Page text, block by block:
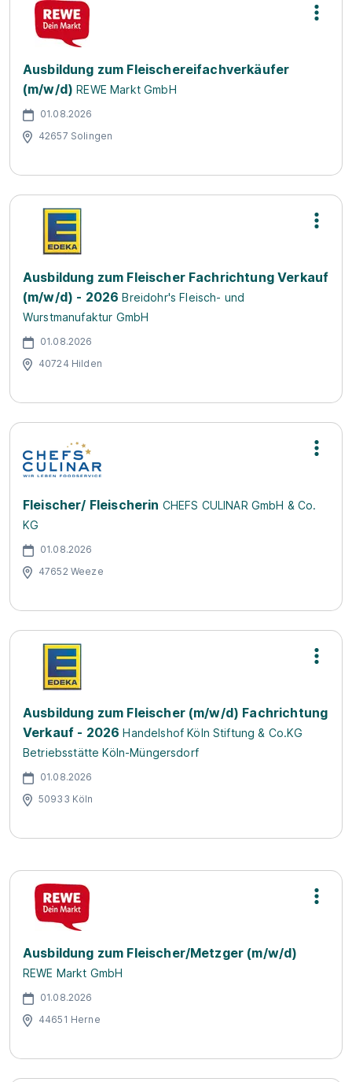
Ausbildung zum Fleischereifachverkäufer
(m/w/d) REWE Markt GmbH
01.08.2026
42657 Solingen
Ausbildung zum Fleischer Fachrichtung Verkauf
(m/w/d) - 2026 Breidohr's Fleisch- und
Wurstmanufaktur GmbH
01.08.2026
40724 Hilden
Fleischer/ Fleischerin CHEFS CULINAR GmbH & Co.
KG
01.08.2026
47652 Weeze
Ausbildung zum Fleischer (m/w/d) Fachrichtung
Verkauf - 2026 Handelshof Köln Stiftung & Co.KG
Betriebsstätte Köln-Müngersdorf
01.08.2026
50933 Köln
Ausbildung zum Fleischer/Metzger (m/w/d)
REWE Markt GmbH
01.08.2026
44651 Herne